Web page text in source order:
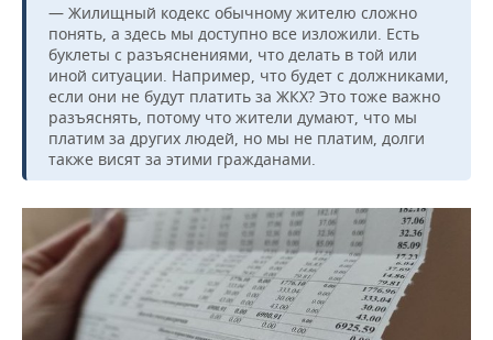
— Жилищный кодекс обычному жителю сложно
понять, а здесь мы доступно все изложили. Есть
буклеты с разъяснениями, что делать в той или
иной ситуации. Например, что будет с должниками,
если они не будут платить за ЖКХ? Это тоже важно
разъяснять, потому что жители думают, что мы
платим за других людей, но мы не платим, долги
также висят за этими гражданами.